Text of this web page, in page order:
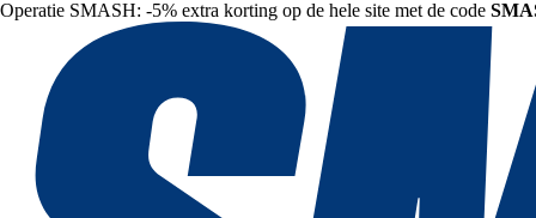
Operatie SMASH: -5% extra korting op de hele site met de code